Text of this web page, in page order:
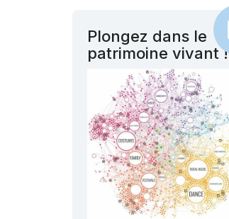
Plongez dans le
patrimoine vivant !